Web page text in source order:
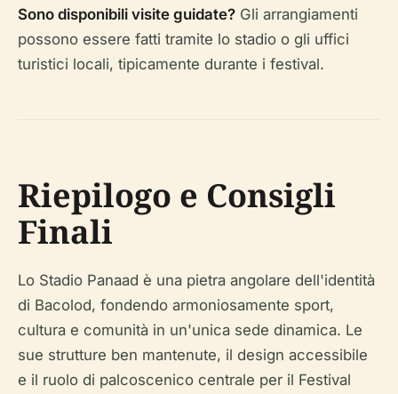
Sono disponibili visite guidate? Gli arrangiamenti
possono essere fatti tramite lo stadio o gli uffici
turistici locali, tipicamente durante i festival.
Riepilogo e Consigli
Finali
Lo Stadio Panaad è una pietra angolare dell'identità
di Bacolod, fondendo armoniosamente sport,
cultura e comunità in un'unica sede dinamica. Le
sue strutture ben mantenute, il design accessibile
e il ruolo di palcoscenico centrale per il Festival